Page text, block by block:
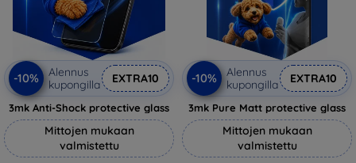
-10%
Alennus
kupongilla
EXTRA10
3mk Anti-Shock protective glass
Mittojen mukaan
valmistettu
-10%
Alennus
kupongilla
EXTRA10
3mk Pure Matt protective glass
Mittojen mukaan
valmistettu